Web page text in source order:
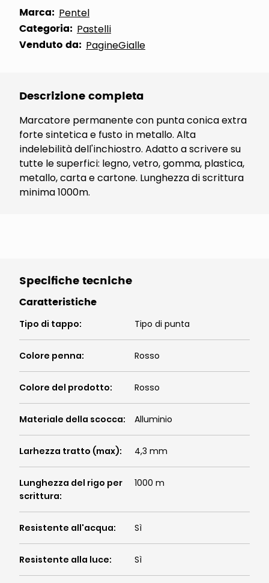
Marca: Pentel
Categoria: Pastelli
Venduto da: PagineGialle
Descrizione completa
Marcatore permanente con punta conica extra
forte sintetica e fusto in metallo. Alta
indelebilità dell'inchiostro. Adatto a scrivere su
tutte le superfici: legno, vetro, gomma, plastica,
metallo, carta e cartone. Lunghezza di scrittura
minima 1000m.
Specifiche tecniche
Caratteristiche
Tipo di tappo: Tipo di punta
Colore penna: Rosso
Colore del prodotto: Rosso
Materiale della scocca: Alluminio
Larhezza tratto (max): 4,3 mm
Lunghezza del rigo per
scrittura:
1000 m
Resistente all'acqua: Sì
Resistente alla luce: Sì